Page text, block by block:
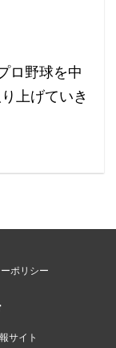
ロ野球を中
上げていき
ポリシー
サイト